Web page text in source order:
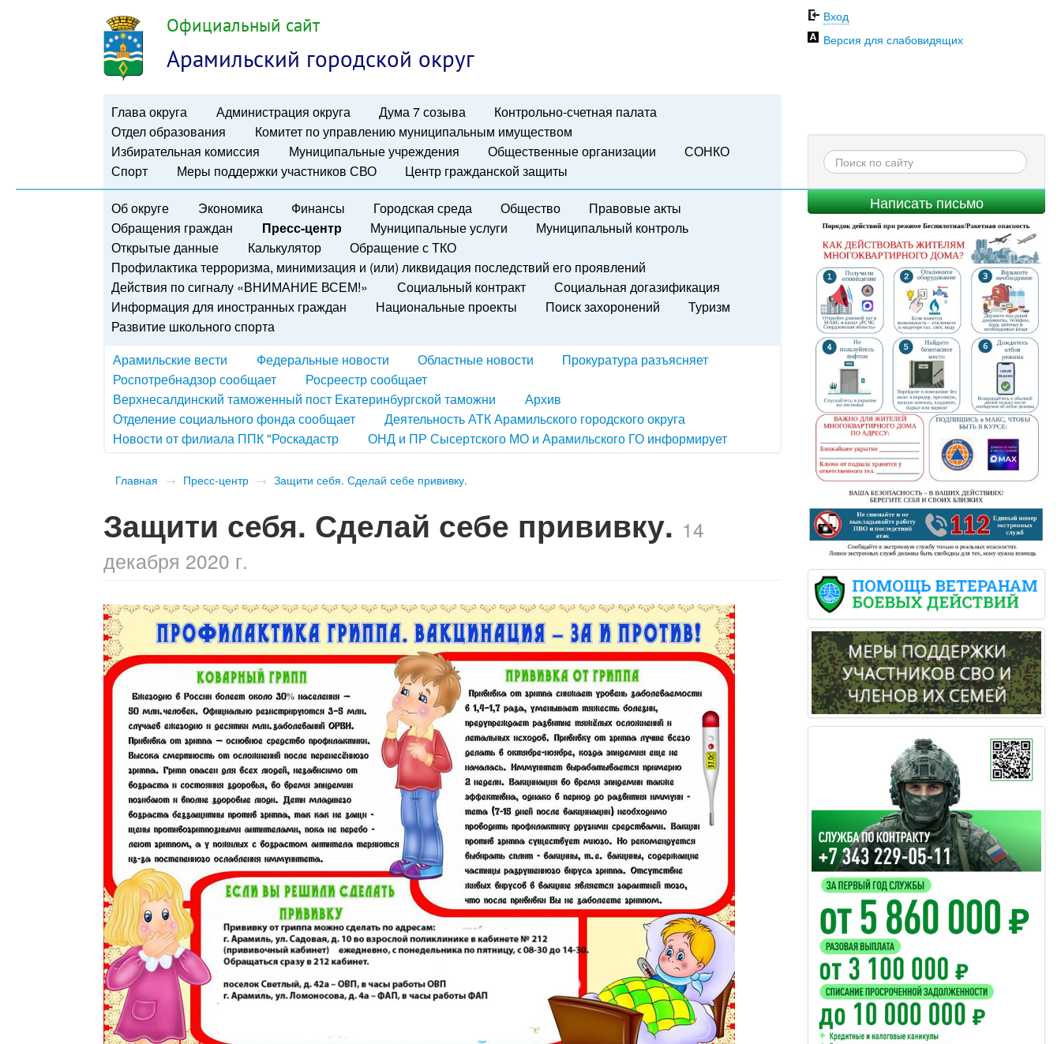
Официальный сайт
Арамильский городской округ
Глава округа Администрация округа Дума 7 созыва
Контрольно-счетная палата
Отдел образования
Комитет по управлению муниципальным имуществом
Избирательная комиссия
Муниципальные учреждения Общественные организации
СОНКО
Спорт
Меры поддержки участников СВО Центр гражданской защиты
Вход
Версия для слабовидящих
Написать письмо
Об округе Экономика Финансы Городская среда Общество
Правовые акты
Обращения граждан
Пресс-центр Муниципальные услуги
Муниципальный контроль
Открытые данные
Калькулятор
Обращение с ТКО
Профилактика терроризма, минимизация и (или) ликвидация последствий его проявлений
Действия по сигналу «ВНИМАНИЕ ВСЕМ!»
Социальный контракт
Социальная догазификация
Информация для иностранных граждан
Национальные проекты Поиск захоронений
Туризм
Развитие школьного спорта
Арамильские вести
Федеральные новости Областные новости
Прокуратура разъясняет
Роспотребнадзор сообщает
Росреестр сообщает
Верхнесалдинский таможенный пост Екатеринбургской таможни
Архив
Отделение социального фонда сообщает
Деятельность АТК Арамильского городского округа
Новости от филиала ППК "Роскадастр
ОНД и ПР Сысертского МО и Арамильского ГО информирует
Главная → Пресс-центр → Защити себя. Сделай себе прививку.
Защити себя. Сделай себе прививку. 14
декабря 2020 г.